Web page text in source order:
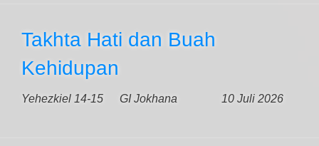
Takhta Hati dan Buah
Kehidupan
Yehezkiel 14-15 10 Juli 2026
GI Jokhana